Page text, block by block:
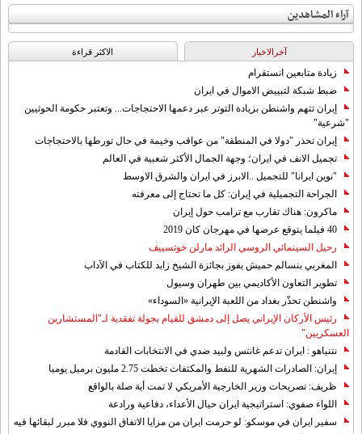
آراء المشاهدين
آخرالاخبار الاکثر قراءة
زيادة متابعين انستقرام
ضبط شبكة لتبييض الاموال في ايران
إيران تتهم واشنطن بزيادة التوتر عبر دعمها الاحتجاجات... وتعتبر حكومة الحوثيين
"شرعية"
إيران تحذر "دولا في المنطقة" من عواقب وخيمة في حال تورطها بالاحتجاجات
تجميل الانف في ايران؛ وجهة الجمال الأكثر شعبية في العالم
"نوين ايرانا" للتجميل ..الابرز في ايران والشرق الاوسط
الجراحة التجميلية في إيران: كل ما تحتاج إلى معرفته
ماكرون: هناك تقارب مع ترامب حول إيران
40 فيلما يتوقع عرضها في مهرجان كان 2019
رحيل السينمائي الروسي الرائد مارلن خوتسييف
المغربي بنسالم حميش يفوز بجائزة الشيخ زايد للكتاب في الآداب
تطوير التعاون الأكاديمي بين طهران وسيول
واشنطن تحذّر بغداد من اللعبة الإيرانية «السوداء»
رئيس الأركان الإيراني يصل إلى دمشق للقيام بجولة تفقدية لـ"المستشارين
العسكريين"
نتنياهو : ايران تدعم غانتس ولبيد ضدي في الانتخابات القادمة
إيران: الصادرات الشهریة للنفط والمكثفات تخطت 2.75 مليون برميل يوميا
ظريف: تصريحات وزير الخارجية الأمريكي لا تمت أية صلة بالواقع
اللواء صفوي: استراتيجية ايران حيال الأعداء، دفاعية ورادعة
سفير ايران في موسكو: لو حرمت ايران من مزايا الاتفاق النووي فلا مبرر لبقائها فيه